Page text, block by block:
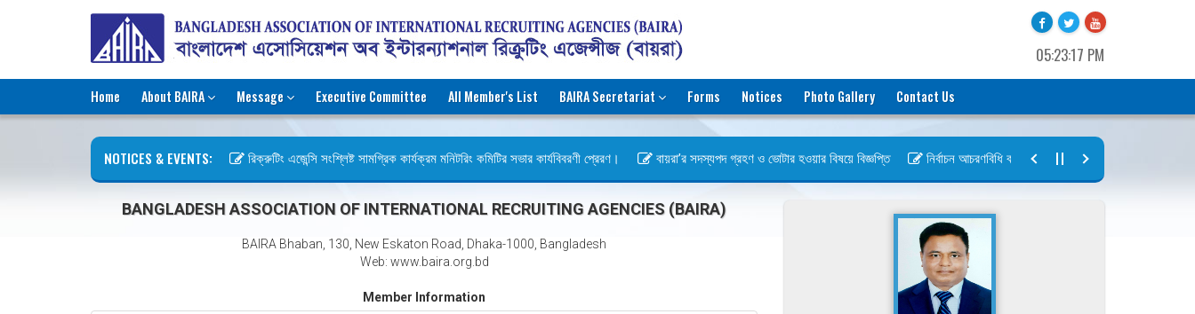
05:23:17 PM
Home About BAIRA Message Executive Committee All Member's List BAIRA Secretariat Forms Notices Photo Gallery Contact Us
NOTICES & EVENTS: রিক্রুটিং এজেন্সি সংশ্লিষ্ট সামগ্রিক কার্যক্রম মনিটরিং কমিটির সভার কার্যবিবরণী প্রেরণ। বায়রা’র সদস্যপদ গ্রহণ ও ভোটার হওয়ার বিষয়ে বিজ্ঞপ্তি নির্বাচন আচরণবিধি বায়রা ২০২৬-২০২৮
BANGLADESH ASSOCIATION OF INTERNATIONAL RECRUITING AGENCIES (BAIRA)
BAIRA Bhaban, 130, New Eskaton Road, Dhaka-1000, Bangladesh
Web: www.baira.org.bd
Member Information